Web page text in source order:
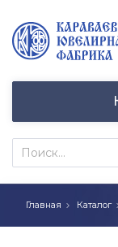
Главная Каталог